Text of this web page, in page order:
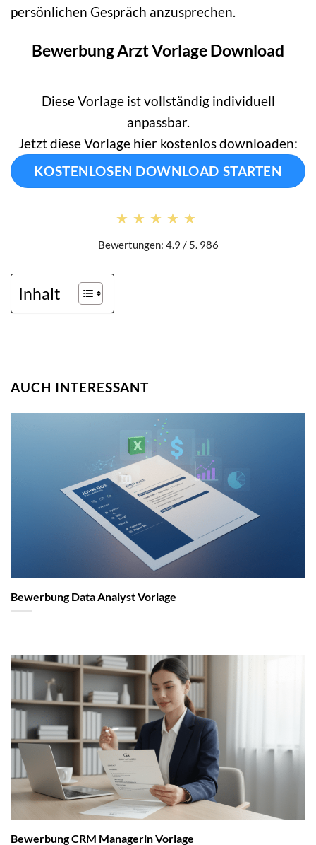
persönlichen Gespräch anzusprechen.
Bewerbung Arzt Vorlage Download
Diese Vorlage ist vollständig individuell
anpassbar.
Jetzt diese Vorlage hier kostenlos downloaden:
KOSTENLOSEN DOWNLOAD STARTEN
★★★★★
★★★★★
Bewertungen: 4.9 / 5. 986
Inhalt
AUCH INTERESSANT
Bewerbung Data Analyst Vorlage
Bewerbung CRM Managerin Vorlage